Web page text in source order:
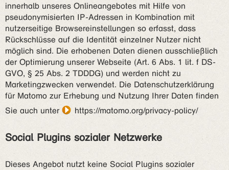
innerhalb unseres Onlineangebotes mit Hilfe von
pseudonymisierten IP-Adressen in Kombination mit
nutzerseitige Browsereinstellungen so erfasst, dass
Rückschlüsse auf die Identität einzelner Nutzer nicht
möglich sind. Die erhobenen Daten dienen ausschließlich
der Optimierung unserer Webseite (Art. 6 Abs. 1 lit. f DS-
GVO, § 25 Abs. 2 TDDDG) und werden nicht zu
Marketingzwecken verwendet. Die Datenschutzerklärung
für Matomo zur Erhebung und Nutzung Ihrer Daten finden
Sie auch unter
https://matomo.org/privacy-policy/
Social Plugins sozialer Netzwerke
Dieses Angebot nutzt keine Social Plugins sozialer